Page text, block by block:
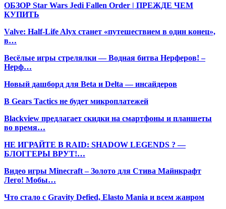
ОБЗОР Star Wars Jedi Fallen Order | ПРЕЖДЕ ЧЕМ
КУПИТЬ
Valve: Half-Life Alyx станет «путешествием в один конец»,
в…
Весёлые игры стрелялки — Водная битва Нерферов! –
Нерф…
Новый дашборд для Beta и Delta — инсайдеров
В Gears Tactics не будет микроплатежей
Blackview предлагает скидки на смартфоны и планшеты
во время…
НЕ ИГРАЙТЕ В RAID: SHADOW LEGENDS ? —
БЛОГГЕРЫ ВРУТ!…
Видео игры Minecraft – Золото для Стива Майнкрафт
Лего! Мобы…
Что стало с Gravity Defied, Elasto Mania и всем жанром